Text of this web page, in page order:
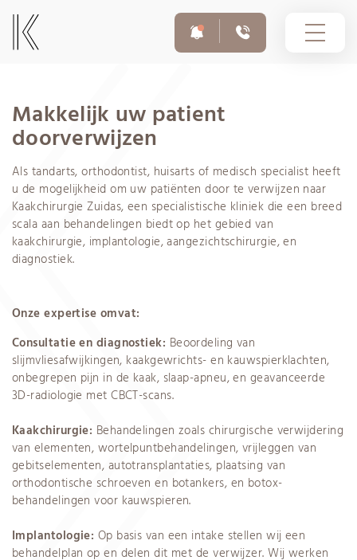
10-03-2026
van Infomedics met als onderwerp ‘Openstaande
vordering – Infomedics’. In deze e-mails wordt gevraagd
om binnen enkele dagen een openstaande rekening te
betalen.
Voor afspraken en vragen
020 308 6055
Spoednummer buiten openingstijden
020 308 6755
Makkelijk uw patient
doorverwijzen
Als tandarts, orthodontist, huisarts of medisch specialist heeft
u de mogelijkheid om uw patiënten door te verwijzen naar
Kaakchirurgie Zuidas, een specialistische kliniek die een breed
scala aan behandelingen biedt op het gebied van
kaakchirurgie, implantologie, aangezichtschirurgie, en
diagnostiek.
Onze expertise omvat:
Consultatie en diagnostiek: Beoordeling van
slijmvliesafwijkingen, kaakgewrichts- en kauwspierklachten,
onbegrepen pijn in de kaak, slaap-apneu, en geavanceerde
3D-radiologie met CBCT-scans.
Kaakchirurgie: Behandelingen zoals chirurgische verwijdering
van elementen, wortelpuntbehandelingen, vrijleggen van
gebitselementen, autotransplantaties, plaatsing van
orthodontische schroeven en botankers, en botox-
behandelingen voor kauwspieren.
Implantologie: Op basis van een intake stellen wij een
behandelplan op en delen dit met de verwijzer. Wij werken